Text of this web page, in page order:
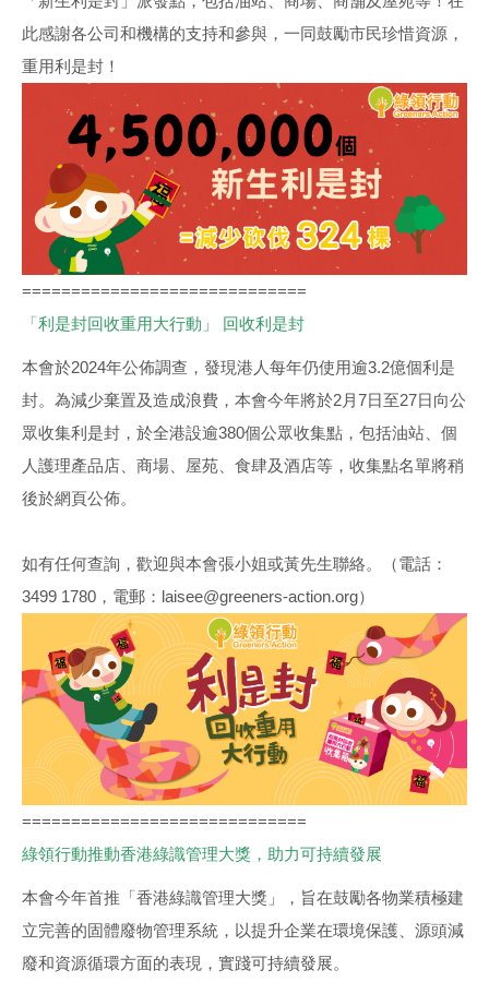
此感謝各公司和機構的支持和參與，一同鼓勵市民珍惜資源，
重用利是封！
=============================
「利是封回收重用大行動」 回收利是封
本會於2024年公佈調查，發現港人每年仍使用逾3.2億個利是
封。為減少棄置及造成浪費，本會今年將於2月7日至27日向公
眾收集利是封，於全港設逾380個公眾收集點，包括油站、個
人護理產品店、商場、屋苑、食肆及酒店等，收集點名單將稍
後於網頁公佈。
如有任何查詢，歡迎與本會張小姐或黃先生聯絡。（電話：
3499 1780，電郵：laisee@greeners-action.org）
=============================
綠領行動推動香港綠識管理大獎，助力可持續發展
本會今年首推「香港綠識管理大獎」，旨在鼓勵各物業積極建
立完善的固體廢物管理系統，以提升企業在環境保護、源頭減
廢和資源循環方面的表現，實踐可持續發展。